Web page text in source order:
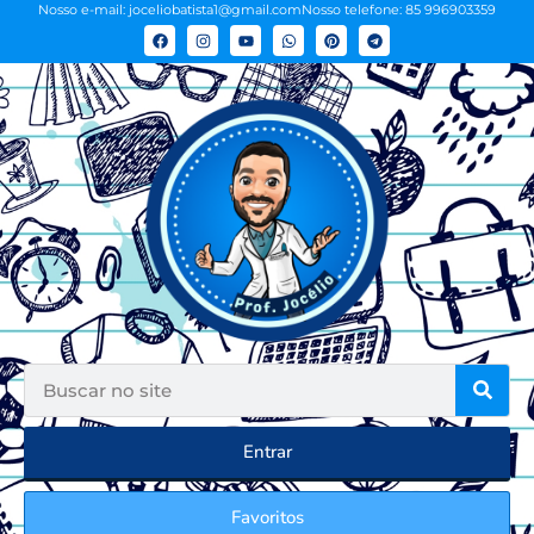
Nosso e-mail: joceliobatista1@gmail.comNosso telefone: 85 996903359
Entrar
Favoritos